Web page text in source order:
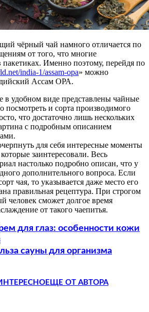
чёрный чай намного отличается по
от того, что многие
пакетиках. Именно поэтому, перейдя по
india-1/assam-opa» можно
Ассам ОРА.
в удобном виде представлены чайные
посмотреть и сорта производимого
что достаточно лишь нескольких
с подробным описанием
для себя интересные моменты
заинтересовали. Весь
настолько подробно описан, что у
дополнительного вопроса. Если
чая, то указывается даже место его
правильная рецептура. При строгом
человек сможет долгое время
от такого чаепитья.
для глаз: особенности кожи
сауны для организма
ЕЩЕ ОТ АВТОРА